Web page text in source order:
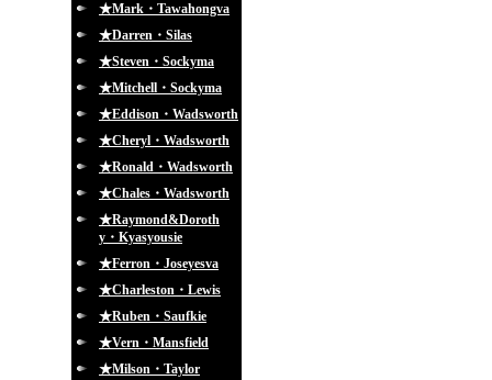
★Mark・Tawahongva
★Darren・Silas
★Steven・Sockyma
★Mitchell・Sockyma
★Eddison・Wadsworth
★Cheryl・Wadsworth
★Ronald・Wadsworth
★Chales・Wadsworth
★Raymond&Doroth
y・Kyasyousie
★Ferron・Joseyesva
★Charleston・Lewis
★Ruben・Saufkie
★Vern・Mansfield
★Milson・Taylor